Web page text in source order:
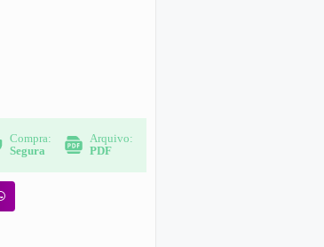
Compra:
Segura
Arquivo:
PDF